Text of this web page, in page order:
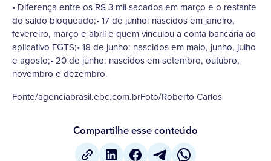
• Diferença entre os R$ 3 mil sacados em março e o restante
do saldo bloqueado;• 17 de junho: nascidos em janeiro,
fevereiro, março e abril e quem vinculou a conta bancária ao
aplicativo FGTS;• 18 de junho: nascidos em maio, junho, julho
e agosto;• 20 de junho: nascidos em setembro, outubro,
novembro e dezembro.
Fonte/agenciabrasil.ebc.com.brFoto/Roberto Carlos
Compartilhe esse conteúdo